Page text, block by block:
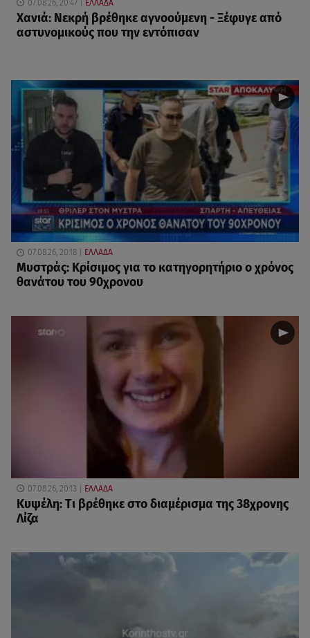
07.08.26, 20:47 ΕΛΛΑΔΑ
Χανιά: Νεκρή βρέθηκε αγνοούμενη - Ξέφυγε από
αστυνομικούς που την εντόπισαν
07.08.26, 20:18 ΕΛΛΑΔΑ
Μυστράς: Κρίσιμος για το κατηγορητήριο ο χρόνος
θανάτου του 90χρονου
07.08.26, 20:13 ΕΛΛΑΔΑ
Κυψέλη: Tι βρέθηκε στο διαμέρισμα της 38χρονης
Λίζα